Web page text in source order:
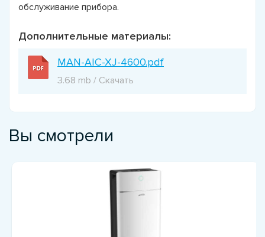
обслуживание прибора.
Дополнительные материалы:
MAN-AIC-XJ-4600.pdf
3.68 mb / Скачать
Вы смотрели